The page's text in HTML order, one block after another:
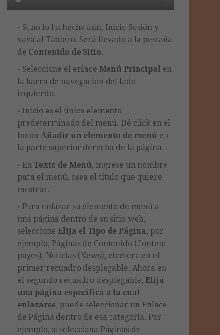
Si no lo ha hecho aún, Inicie Sesión y
vaya al Tablero. Será llevado a la pestaña
de Contenido de Sitio.
Seleccione el enlace Menú Principal en
la barra de navegación del lado
izquierdo.
Inicio es el único elemento
predeterminado del menú. Dé click en el
botónAñadir un elemento de menú en
la parte superior derecha de la página.
EnTexto de Menú, ingrese un nombre
para el menú, osea eltítulo que quiere
mostrar.
Para enlazar su elemento de menú a
una página dentro de su sitio web,
seleccione Elija el Tipo de Página, por
ejemplo, Páginas de Contenido (Content
pages), Noticias (News), etcétera en el
primer recuadro desplegable. Ahora en
el segundo recuadro desplegable, Elija
una página específica a la cual
enlazarse, puede seleccionar un Enlace
de Página dentro de esa categoría. Por
ejemplo, si selecciona Páginas de